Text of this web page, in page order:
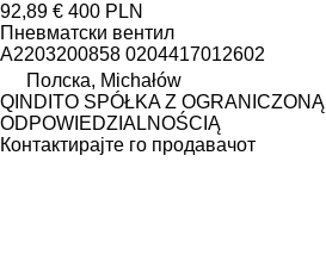
92,89 € 400 PLN
Пневматски вентил
A2203200858 0204417012602
Полска, Michałów
QINDITO SPÓŁKA Z OGRANICZONĄ
ODPOWIEDZIALNOŚCIĄ
Контактирајте го продавачот